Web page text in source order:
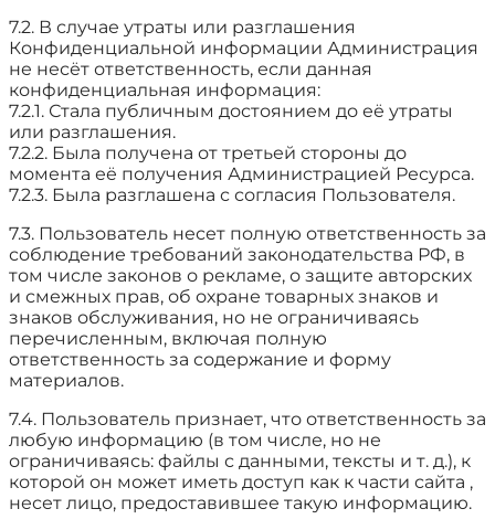
7.2. В случае утраты или разглашения
Конфиденциальной информации Администрация
не несёт ответственность, если данная
конфиденциальная информация:
7.2.1. Стала публичным достоянием до её утраты
или разглашения.
7.2.2. Была получена от третьей стороны до
момента её получения Администрацией Ресурса.
7.2.3. Была разглашена с согласия Пользователя.
7.3. Пользователь несет полную ответственность за
соблюдение требований законодательства РФ, в
том числе законов о рекламе, о защите авторских
и смежных прав, об охране товарных знаков и
знаков обслуживания, но не ограничиваясь
перечисленным, включая полную
ответственность за содержание и форму
материалов.
7.4. Пользователь признает, что ответственность за
любую информацию (в том числе, но не
ограничиваясь: файлы с данными, тексты и т. д.), к
которой он может иметь доступ как к части сайта ,
несет лицо, предоставившее такую информацию.